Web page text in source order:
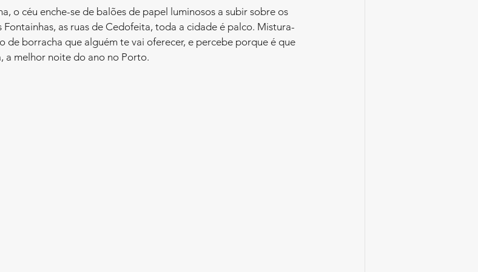
o céu enche-se de balões de papel luminosos a subir sobre os
as ruas de Cedofeita, toda a cidade é palco. Mistura-
de borracha que alguém te vai oferecer, e percebe porque é que
a melhor noite do ano no Porto.